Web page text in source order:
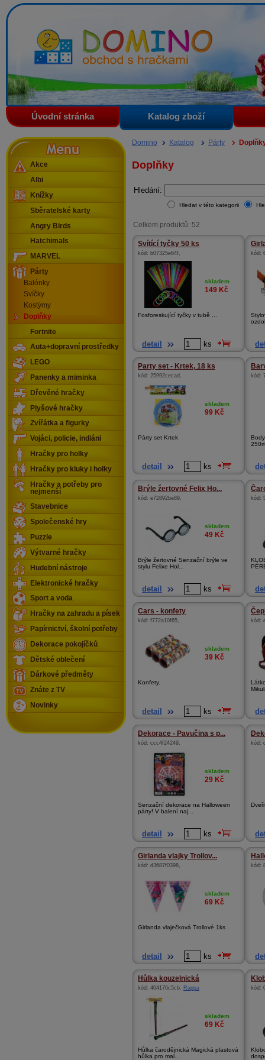
Domino - obchod s hračkami
Úvodní stránka Katalog zboží
Domino Katalog Párty
Doplňky
Hledání:
Hledat v této kategorii
Celkem produktů: 52
Svítící tyčky 50 ks
kód: b07325e64f,
skladem
149 Kč
Fosforeskující tyčky v tubě ...
detail ks
kód:
Party set - Krtek, 18 ks
kód: 25992cecad ,
skladem
99 Kč
Párty set Krtek
detail ks
kód:
Brýle žertovné Felix Ho...
kód: e72892be89,
skladem
49 Kč
Brýle žertovné Senzační brýle ve
stylu Felixe Hol...
detail ks
kód:
Cars - konfety
kód: f772a10f65,
skladem
39 Kč
Konfety.
detail ks
kód:
Dekorace - Pavučina s p...
kód: ccc4f24249,
skladem
29 Kč
Senzační dekorace na Halloween
párty! V balení naj...
detail ks
kód:
Girlanda vlajky Trollov...
kód: d3687f0398,
skladem
69 Kč
Girlanda vlaječková Trollové 1ks
detail ks
kód:
Hůlka kouzelnická
kód: 404176c5cb, Rappa
skladem
69 Kč
Hůlka čarodějnická Magická plastová
hůlka pro mal...
kód:
Menu
Akce
Albi
Knížky
Sběratelské karty
Angry Birds
Hatchimals
MARVEL
Párty
Balónky
Svíčky
Kostýmy
Doplňky
Fortnite
Auta+dopravní prostředky
LEGO
Panenky a miminka
Dřevěné hračky
Plyšové hračky
Zvířátka a figurky
Vojáci, policie, indiáni
Hračky pro holky
Hračky pro kluky i holky
Hračky a potřeby pro
nejmenší
Stavebnice
Společenské hry
Puzzle
Výtvarné hračky
Hudební nástroje
Elektronické hračky
Sport a voda
Hračky na zahradu a písek
Papírnictví, školní potřeby
Dekorace pokojíčků
Dětské oblečení
Dárkové předměty
Znáte z TV
Novinky